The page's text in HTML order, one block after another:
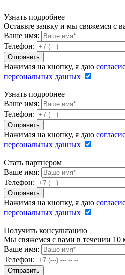
Узнать подробнее
Оставьте заявку и мы свяжемся с
Ваше имя:
Телефон:
Нажимая на кнопку, я даю
персональных данных
Узнать подробнее
Ваше имя:
Телефон:
Нажимая на кнопку, я даю
персональных данных
Стать партнером
Ваше имя:
Телефон:
Нажимая на кнопку, я даю
персональных данных
Получить консультацию
Мы свяжемся с вами в течении 10
Ваше имя:
Телефон: